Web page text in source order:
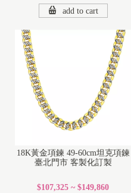
add to cart
18K黃金項鍊 49-60cm坦克項鍊
臺北門市 客製化訂製
$107,325 ~ $149,860